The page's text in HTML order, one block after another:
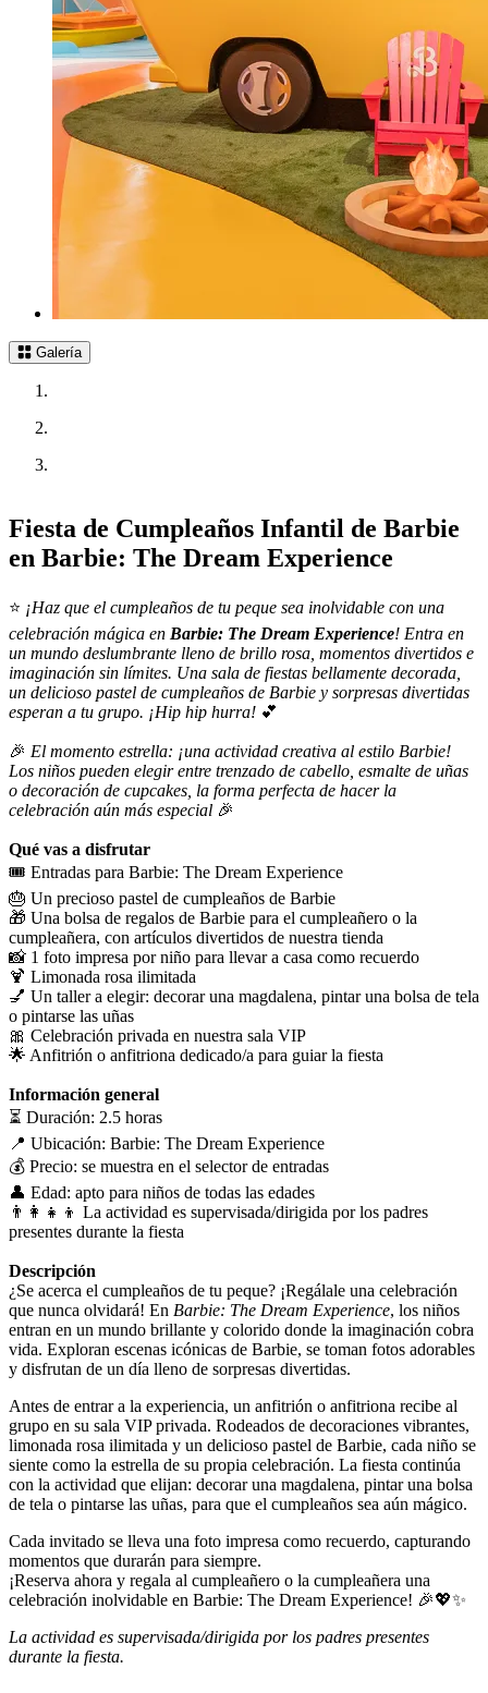
Galería
Fiesta de Cumpleaños Infantil de Barbie
en Barbie: The Dream Experience
⭐ ¡Haz que el cumpleaños de tu peque sea inolvidable con una
celebración mágica en Barbie: The Dream Experience! Entra en
un mundo deslumbrante lleno de brillo rosa, momentos divertidos e
imaginación sin límites. Una sala de fiestas bellamente decorada,
un delicioso pastel de cumpleaños de Barbie y sorpresas divertidas
esperan a tu grupo. ¡Hip hip hurra! 💕
🎉 El momento estrella: ¡una actividad creativa al estilo Barbie!
Los niños pueden elegir entre trenzado de cabello, esmalte de uñas
o decoración de cupcakes, la forma perfecta de hacer la
celebración aún más especial 🎉
Qué vas a disfrutar
🎟️ Entradas para Barbie: The Dream Experience
🎂 Un precioso pastel de cumpleaños de Barbie
🎁 Una bolsa de regalos de Barbie para el cumpleañero o la
cumpleañera, con artículos divertidos de nuestra tienda
📸 1 foto impresa por niño para llevar a casa como recuerdo
🍹 Limonada rosa ilimitada
💅 Un taller a elegir: decorar una magdalena, pintar una bolsa de tela
o pintarse las uñas
🎀 Celebración privada en nuestra sala VIP
🌟 Anfitrión o anfitriona dedicado/a para guiar la fiesta
Información general
⏳ Duración: 2.5 horas
📍 Ubicación: Barbie: The Dream Experience
💰 Precio: se muestra en el selector de entradas
👤 Edad: apto para niños de todas las edades
👨‍👩‍👧‍👦 La actividad es supervisada/dirigida por los padres
presentes durante la fiesta
Descripción
¿Se acerca el cumpleaños de tu peque? ¡Regálale una celebración
que nunca olvidará! En Barbie: The Dream Experience, los niños
entran en un mundo brillante y colorido donde la imaginación cobra
vida. Exploran escenas icónicas de Barbie, se toman fotos adorables
y disfrutan de un día lleno de sorpresas divertidas.
Antes de entrar a la experiencia, un anfitrión o anfitriona recibe al
grupo en su sala VIP privada. Rodeados de decoraciones vibrantes,
limonada rosa ilimitada y un delicioso pastel de Barbie, cada niño se
siente como la estrella de su propia celebración. La fiesta continúa
con la actividad que elijan: decorar una magdalena, pintar una bolsa
de tela o pintarse las uñas, para que el cumpleaños sea aún mágico.
Cada invitado se lleva una foto impresa como recuerdo, capturando
momentos que durarán para siempre.
¡Reserva ahora y regala al cumpleañero o la cumpleañera una
celebración inolvidable en Barbie: The Dream Experience! 🎉💖✨
La actividad es supervisada/dirigida por los padres presentes
durante la fiesta.